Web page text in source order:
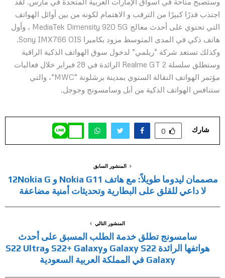
اجتذب قدرًا كبيرًا من الترقب و الاهتمام لكونه من بين أوائل الهواتف
التي تحتوي على أحدث معالج MediaTek Dimensity 920 5G ، وأول
وكذلك تستعد شركة “ريلمي” لدخول سوق الهواتف الذكية الراقية
وستطلق سلسلة Realme GT 2 الرائدة في 28 فبراير خلال فعاليات
مؤتمر الهواتف النقالة السنوي بمدينة برشلونة “MWC”، والتي
ستنافس الهواتف الذكية من اَبل وسامسونج وجوجل.
شارك 0
المنشور السابق
مصممان ليدوما طويلاً: مع هاتف Nokia G11 و 12Nokia G
لا داعي للقلق على البطارية وتحديثات أمنية مضاعفة
المنشور التالي
سامسونج تطلق خدمة الطلب المسبق على أحدث
هواتفها الرائدة Galaxy S22 وS22+ Galaxy وS22 Ultra
Galaxy في المملكة العربية السعودية